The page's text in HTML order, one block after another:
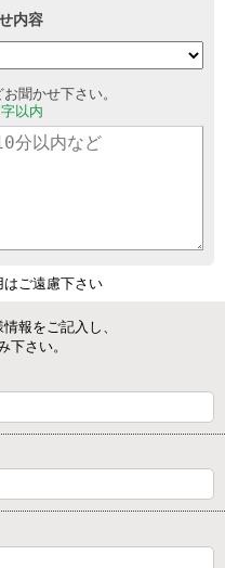
内容
聞かせ下さい。
以内
ご遠慮下さい
報をご記入し、
下さい。